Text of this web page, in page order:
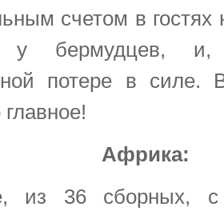
счетом в
у бермудцев, и,
потере в силе.
Африка:
из 36 сборных, с